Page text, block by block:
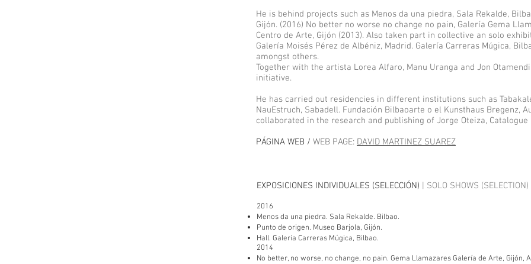
He is behind projects such as Menos da una piedra, Sala Rekalde,
Gijón. (2016) No better no worse no change no pain, Galería Gema
Centro de Arte, Gijón (2013). Also taken part in collective an solo
Galería Moisés Pérez de Albéniz, Madrid. Galería Carreras Múgica,
amongst others.
Together with the artista Lorea Alfaro, Manu Uranga and Jon
initiative.
He has carried out residencies in different institutions such as
NauEstruch, Sabadell. Fundación Bilbaoarte o el Kunsthaus Bregenz,
collaborated in the research and publishing of Jorge Oteiza, Catalogue
PÁGINA WEB / WEB PAGE: DAVID MARTINEZ SUAREZ
EXPOSICIONES INDIVIDUALES (SELECCIÓN) | SOLO SHOWS (SELECTION)
2016
Menos da una piedra. Sala Rekalde. Bilbao.
Punto de origen. Museo Barjola, Gijón.
Hall. Galeria Carreras Múgica, Bilbao.
2014
No better, no worse, no change, no pain. Gema Llamazares Galería de Arte, Gijón,